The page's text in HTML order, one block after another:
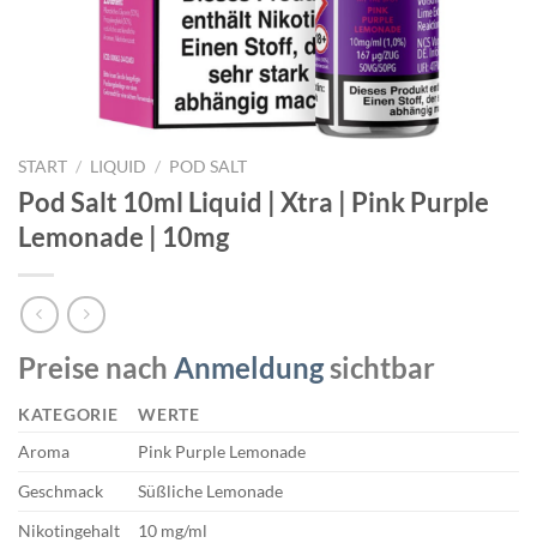
START / LIQUID / POD SALT
Pod Salt 10ml Liquid | Xtra | Pink Purple
Lemonade | 10mg
Preise nach Anmeldungsichtbar
KATEGORIE
WERTE
Aroma
Pink Purple Lemonade
Geschmack
Süßliche Lemonade
Nikotingehalt
10 mg/ml